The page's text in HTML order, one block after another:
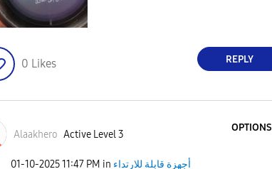
0 Likes REPLY
Alaakhero Active Level 3
OPTIONS
‎01-10-202511:47 PM in أجهزة قابلة للارتداء